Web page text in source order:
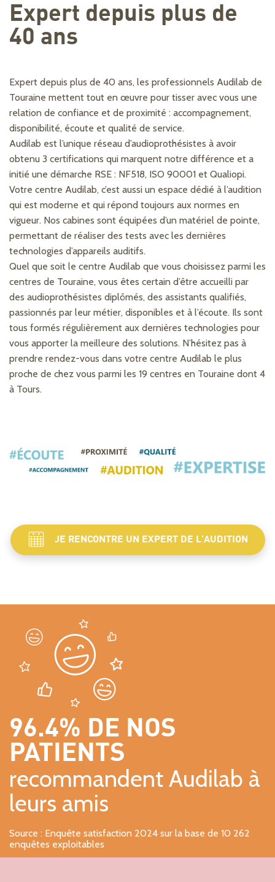
Expert depuis plus de
40 ans
Expert depuis plus de 40 ans, les professionnels Audilab de
Touraine mettent tout en œuvre pour tisser avec vous une
relation de confiance et de proximité : accompagnement,
disponibilité, écoute et qualité de service.
Audilab est l’unique réseau d’audioprothésistes à avoir
obtenu 3 certifications qui marquent notre différence et a
initié une démarche RSE : NF518, ISO 90001 et Qualiopi.
Votre centre Audilab, c’est aussi un espace dédié à l’audition
qui est moderne et qui répond toujours aux normes en
vigueur. Nos cabines sont équipées d’un matériel de pointe,
permettant de réaliser des tests avec les dernières
technologies d’appareils auditifs.
Quel que soit le centre Audilab que vous choisissez parmi les
centres de Touraine, vous êtes certain d’être accueilli par
des audioprothésistes diplômés, des assistants qualifiés,
passionnés par leur métier, disponibles et à l’écoute. Ils sont
tous formés régulièrement aux dernières technologies pour
vous apporter la meilleure des solutions. N’hésitez pas à
prendre rendez-vous dans votre centre Audilab le plus
proche de chez vous parmi les 19 centres en Touraine dont 4
à Tours.
JE RENCONTRE UN EXPERT DE L'AUDITION
96.4% DE NOS
PATIENTS
recommandent Audilab à
leurs amis
Source : Enquête satisfaction 2024 sur la base de 10 262
enquêtes exploitables